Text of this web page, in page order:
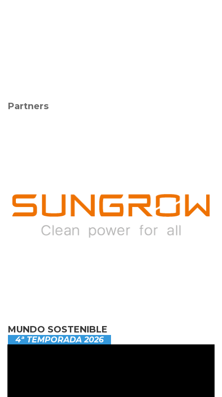
Partners
MUNDO SOSTENIBLE
4ª TEMPORADA 2026